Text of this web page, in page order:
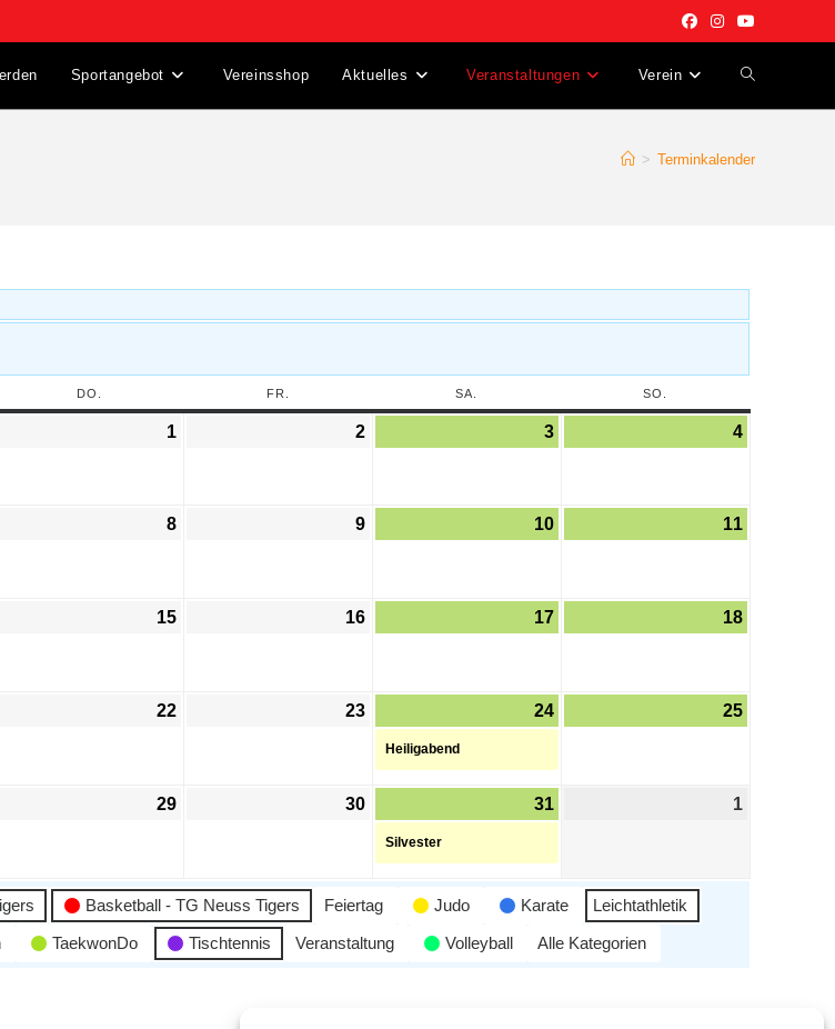
Sportangebot Vereinsshop Aktuelles Veranstaltungen Verein
> Terminkalender
DO. FR. SA. SO.
1 2 3 4
8 9 10 11
15 16 17 18
22 23 24
Heiligabend
25
29 30 31
Silvester
1
Basketball - TG Neuss Tigers Feiertag Judo Karate
Leichtathletik
TaekwonDo Tischtennis Veranstaltung Volleyball Alle Kategorien